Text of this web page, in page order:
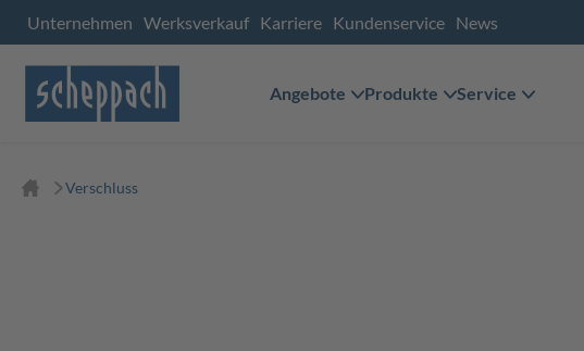
Unternehmen Werksverkauf Karriere Kundenservice News
Angebote Produkte Service
Verschluss